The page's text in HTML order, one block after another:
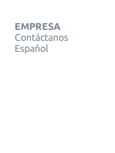
EMPRESA
Contáctanos
Español